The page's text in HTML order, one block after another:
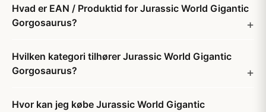
Hvad er EAN / Produktid for Jurassic World Gigantic
Gorgosaurus?
Hvilken kategori tilhører Jurassic World Gigantic
Gorgosaurus?
Hvor kan jeg købe Jurassic World Gigantic